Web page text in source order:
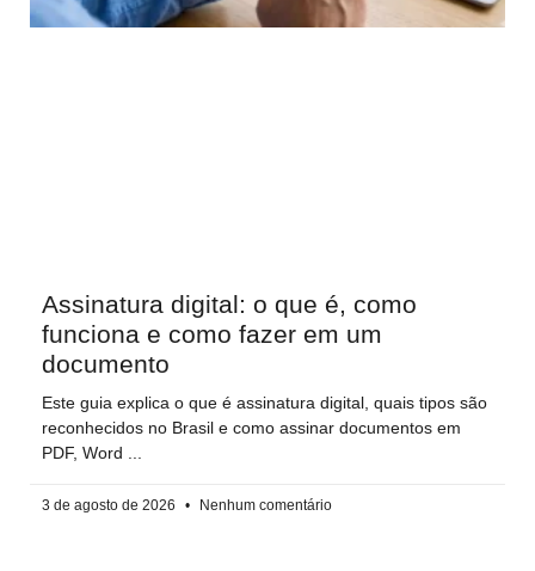
Assinatura digital: o que é, como
funciona e como fazer em um
documento
Este guia explica o que é assinatura digital, quais tipos são
reconhecidos no Brasil e como assinar documentos em
PDF, Word
3 de agosto de 2026 Nenhum comentário